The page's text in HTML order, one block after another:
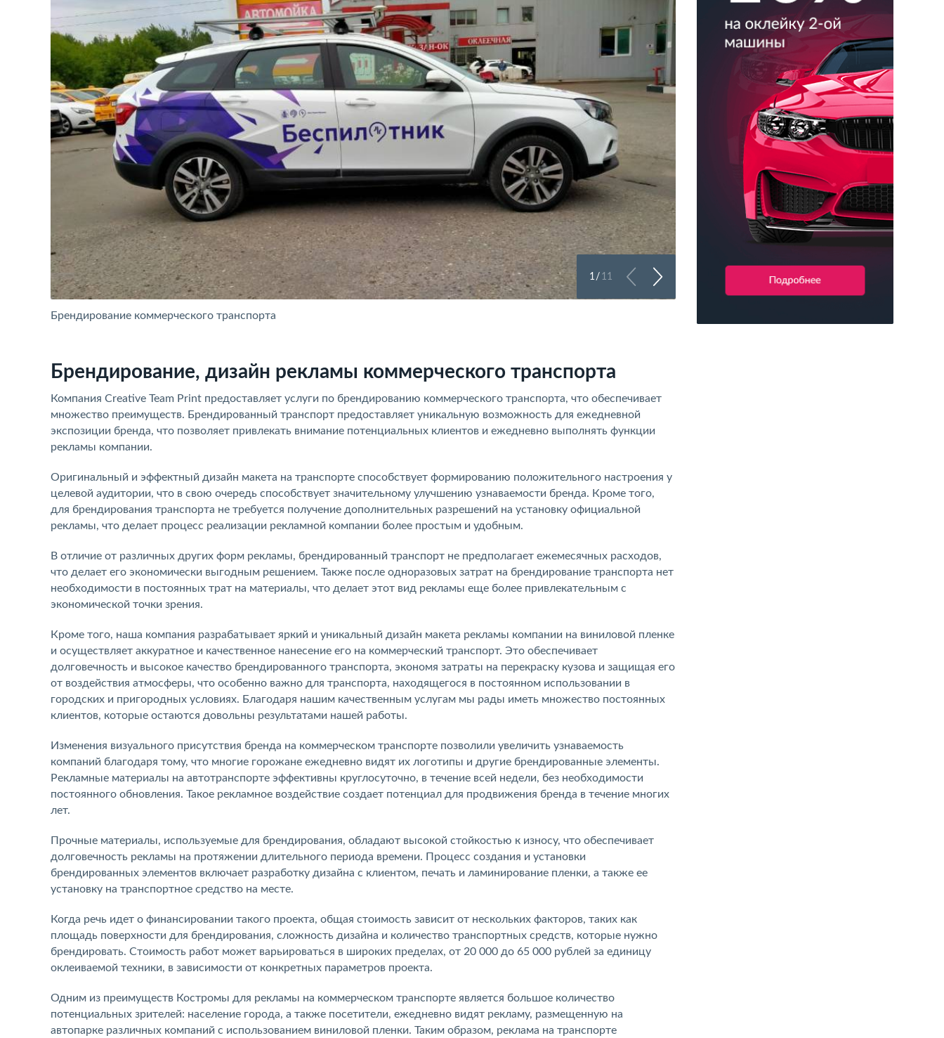
Брендирование коммерческого транспорта
1/11
Брендирование, дизайн рекламы коммерческого транспорта
Компания Creative Team Print предоставляет услуги по брендированию коммерческого транспорта, что обеспечивает
множество преимуществ. Брендированный транспорт предоставляет уникальную возможность для ежедневной
экспозиции бренда, что позволяет привлекать внимание потенциальных клиентов и ежедневно выполнять функции
рекламы компании.
Оригинальный и эффектный дизайн макета на транспорте способствует формированию положительного настроения у
целевой аудитории, что в свою очередь способствует значительному улучшению узнаваемости бренда. Кроме того,
для брендирования транспорта не требуется получение дополнительных разрешений на установку официальной
рекламы, что делает процесс реализации рекламной компании более простым и удобным.
В отличие от различных других форм рекламы, брендированный транспорт не предполагает ежемесячных расходов,
что делает его экономически выгодным решением. Также после одноразовых затрат на брендирование транспорта нет
необходимости в постоянных трат на материалы, что делает этот вид рекламы еще более привлекательным с
экономической точки зрения.
Кроме того, наша компания разрабатывает яркий и уникальный дизайн макета рекламы компании на виниловой пленке
и осуществляет аккуратное и качественное нанесение его на коммерческий транспорт. Это обеспечивает
долговечность и высокое качество брендированного транспорта, экономя затраты на перекраску кузова и защищая его
от воздействия атмосферы, что особенно важно для транспорта, находящегося в постоянном использовании в
городских и пригородных условиях. Благодаря нашим качественным услугам мы рады иметь множество постоянных
клиентов, которые остаются довольны результатами нашей работы.
Изменения визуального присутствия бренда на коммерческом транспорте позволили увеличить узнаваемость
компаний благодаря тому, что многие горожане ежедневно видят их логотипы и другие брендированные элементы.
Рекламные материалы на автотранспорте эффективны круглосуточно, в течение всей недели, без необходимости
постоянного обновления. Такое рекламное воздействие создает потенциал для продвижения бренда в течение многих
лет.
Прочные материалы, используемые для брендирования, обладают высокой стойкостью к износу, что обеспечивает
долговечность рекламы на протяжении длительного периода времени. Процесс создания и установки
брендированных элементов включает разработку дизайна с клиентом, печать и ламинирование пленки, а также ее
установку на транспортное средство на месте.
Когда речь идет о финансировании такого проекта, общая стоимость зависит от нескольких факторов, таких как
площадь поверхности для брендирования, сложность дизайна и количество транспортных средств, которые нужно
брендировать. Стоимость работ может варьироваться в широких пределах, от 20 000 до 65 000 рублей за единицу
оклеиваемой техники, в зависимости от конкретных параметров проекта.
Одним из преимуществ Костромы для рекламы на коммерческом транспорте является большое количество
потенциальных зрителей: население города, а также посетители, ежедневно видят рекламу, размещенную на
автопарке различных компаний с использованием виниловой пленки. Таким образом, реклама на транспорте